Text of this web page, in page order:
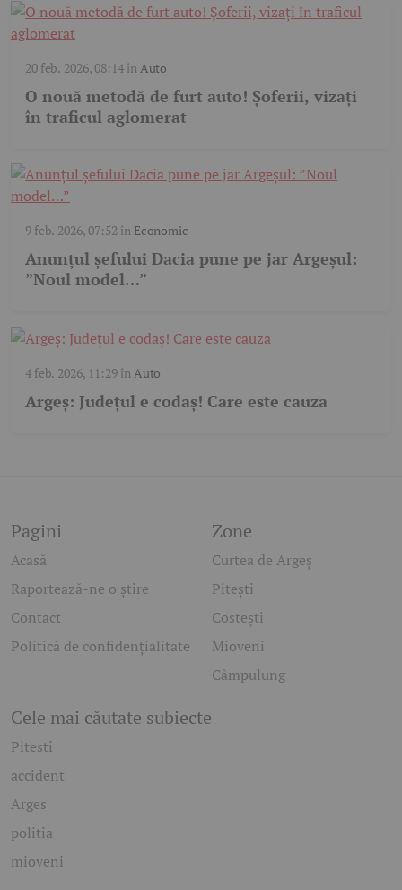
20 feb. 2026, 08:14înAuto
O nouă metodă de furt auto! Șoferii, vizați
în traficul aglomerat
9 feb. 2026, 07:52 în Economic
Anunțul șefului Dacia pune pe jar Argeșul:
”Noul model…”
4 feb. 2026, 11:29înAuto
Argeș: Județul e codaș! Care este cauza
Pagini
Acasă
Raportează-ne o știre
Contact
Politică de confidențialitate
Zone
Curtea de Argeș
Pitești
Costești
Mioveni
Câmpulung
Cele mai căutate subiecte
Pitesti
accident
Arges
politia
mioveni